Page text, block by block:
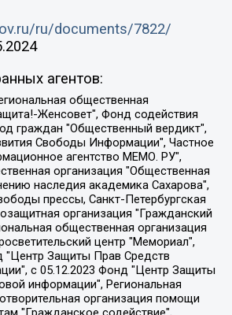
ru/documents/7822/
агентов:
номер 50008295751, дата регистрации 24.02.2020), Великовский Дмитрий Александрович, Долинина Ирина Николаевна, Мароховская Алеся Алексеевна, Шлейнов Роман Юрьевич, Шмагун Олеся Валентиновна, Общество с ограниченной ответственностью "Альтаир 2021", Общество с ограниченной ответственностью "Вега 2021", Общество с ограниченной ответственностью "Главный редактор 2021", Общество с ограниченной ответственностью "Ромашки монолит", Важенков Артем Валерьевич, Ивановская областная общественная организация "Центр гендерных исследований", Гурман Юрий Альбертович, Медиапроект "ОВД-Инфо", Егоров Владимир Владимирович, Жилинский Владимир Александрович, Общество с ограниченной ответственностью "ЗП", Иванова София Юрьевна, Карезина Инна Павловна, Кильтау Екатерина Викторовна, Петров Алексей Викторович, Пискунов Сергей Евгеньевич, Смирнов Сергей Сергеевич, Тихонов Михаил Сергеевич, Общество с ограниченной ответственностью "ЖУРНАЛИСТ-ИНОСТРАННЫЙ АГЕНТ", Арапова Галина Юрьевна, Вольтская Татьяна Анатольевна, Американская компания "Mason G.E.S. Anonymous Foundation" (США), являющаяся владельцем интернет-издания https://mnews.world/, Компания "Stichting Bellingcat", зарегистрированная в Нидерландах (дата регистрации 11.07.2018), Захаров Андрей Вячеславович, Клепиковская Екатерина Дмитриевна, Общество с ограниченной ответственностью "МЕМО", Перл Роман Александрович, Симонов Евгений Алексеевич, Соловьева Елена Анатольевна, Сотников Даниил Владимирович, Сурначева Елизавета Дмитриевна, Автономная некоммерческая организация по защите прав человека и информированию населения "Якутия – Наше Мнение", Общество с ограниченной ответственностью "Москоу диджитал медиа", с 26.01.2023 Общество с ограниченной ответственностью "Чайка Белые сады", Ветошкина Валерия Валерьевна, Заговора Максим Александрович, Межрегиональное общественное движение "Российская ЛГБТ - сеть", Оленичев Максим Владимирович, Павлов Иван Юрьевич, Скворцова Елена Сергеевна, Общество с ограниченной ответственностью "Как бы инагент", Кочетков Игорь Викторович, Общество с ограниченной ответственностью "Честные выборы", Еланчик Олег Александрович, Общество с ограниченной ответственностью "Нобелевский призыв", Гималова Регина Эмилевна, Григорьев Андрей Валерьевич, Григорьева Алина Александровна, Ассоциация по содействию защите прав призывников, альтернативнослужащих и военнослужащих "Правозащитная группа "Гражданин.Армия.Право", Хисамова Регина Фаритовна, Автономная некоммерческая организация по реализации социально-правовых программ "Лилит", Дальневосточное общественное движение "Маяк", Санкт-Петербургская ЛГБТ-инициативная группа "Выход", Инициативная группа ЛГБТ+ "Реверс", Алексеев Андрей Викторович, Бекбулатова Таисия Львовна, Беляев Иван Михайлович, Владыкина Елена Сергеевна, Гельман Марат Александрович, Никульшина Вероника Юрьевна, Толоконникова Надежда Андреевна, Шендерович Виктор Анатольевич, Общество с ограниченной ответственностью "Данное сообщение", Общество с ограниченной ответственностью Издательский дом "Новая глава", Айнбиндер Александра Александровна, Московский комьюнити-центр для ЛГБТ+инициатив, Благотворительный фонд развития филантропии, Deutsche Welle (Германия, Kurt-Schumacher-Strasse 3, 53113 Bonn), Борзунова Мария Михайловна, Воробьев Виктор Викторович, Голубева Анна Львовна, Константинова Алла Михайловна, Малкова Ирина Владимировна, Мурадов Мурад Абдулгалимович, Осетинская Елизавета Николаевна, Понасенков Евгений Николаевич, Ганапольский Матвей Юрьевич, Киселев Евгений Алексеевич, Борухович Ирина Григорьевна, Дремин Иван Тимофеевич, Дубровский Дмитрий Викторович, Красноярская региональная общественная организация поддержки и развития альтернативных образовательных технологий и межкультурных коммуникаций "ИНТЕРРА", Маяковская Екатерина Алексеевна, Фейгин Марк Захарович, Филимонов Андрей Викторович, Дзугкоева Регина Николаевна, Доброхотов Роман Александрович, Дудь Юрий Александрович, Елкин Сергей Владимирович, Кругликов Кирилл Игоревич, Сабунаева Мария Леонидовна, Семенов Алексей Владимирович, Шаинян Карен Багратович, Шульман Екатерина Михайловна, Асафьев Артур Валерьевич, Вахштайн Виктор Семенович, Венедиктов Алексей Алексеевич, Лушникова Екатерина Евгеньевна, Волков Леонид Михайлович, Невзоров Александр Глебович, Пархоменко Сергей Борисович, Сироткин Ярослав Николаевич, Кара-Мурза Владимир Владимирович, Баранова Наталья Владимировна, Гозман Леонид Яковлевич, Кагарлицкий Борис Юльевич, Климарев Михаил Валерьевич, Милов Владимир Станиславович, Автономная некоммерческая организация Краснодарский центр современного искусства "Типография", Моргенштерн Алишер Тагирович, Соболь Любовь Эдуардовна, Общество с ограниченной ответственностью "ЛИЗА НОРМ", Каспаров Гарри Кимович, Ходорковский Михаил Борисович, Общество с ограниченной ответственностью "Апрельские тезисы", Данилович Ирина Брониславовна, Кашин Олег Владимирович, Петров Николай Владимирович, Пивоваров Алексей Владимирович, Соколов Михаил Владимирович, Цветкова Юлия Владимировна, Чичваркин Евгений Александрович, Комитет против пыток/Команда против пыток, Общество с ограниченной ответственностью "Первый научный", Общество с ограниченной ответственностью "Вертолет и ко", Белоцерковская Вероника Борисовна, Кац Максим Евгеньевич, Лазарева Татьяна Юрьевна, Шаведдинов Руслан Табризович, Яшин Илья Валерьевич, Общество с ограниченной ответственностью "Иноагент ААВ", Алешковский Дмитрий Петрович, Альбац Евгения Марковна, Быков Дмитрий Львович, Галямина Юлия Евгеньевна, Лойко Сергей Леонидович, Мартынов Кирилл Константинович, Медведев Сергей Александрович, Крашенинников Федор Геннадиевич, Гордеева Катерина Вл